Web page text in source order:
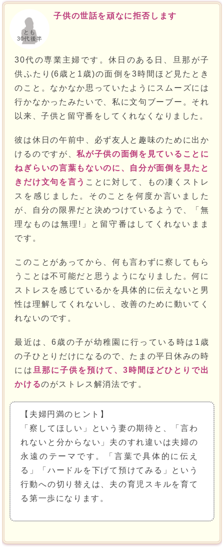
とも
30代後半
子供の世話を頑なに拒否します
30代の専業主婦です。休日のある日、旦那が子
供ふたり(6歳と1歳)の面倒を3時間ほど見たとき
のこと。なかなか思っていたようにスムーズには
行かなかったみたいで、私に文句ブーブー。それ
以来、子供と留守番をしてくれなくなりました。
彼は休日の午前中、必ず友人と趣味のために出か
けるのですが、私が子供の面倒を見ていることに
ねぎらいの言葉もないのに、自分が面倒を見たと
きだけ文句を言う ことに対して、もの凄くストレ
スを感じました。そのことを何度か言いました
が、自分の限界だと決めつけているようで、「無
理なものは無理!」と留守番はしてくれないまま
です。
このことがあってから、何も言わずに察してもら
うことは不可能だと思うようになりました。何に
ストレスを感じているかを具体的に伝えないと男
性は理解してくれないし、改善のために動いてく
れないのです。
最近は、6歳の子が幼稚園に行っている時は1歳
の子ひとりだけになるので、たまの平日休みの時
には旦那に子供を預けて、3時間ほどひとりで出
かけるのがストレス解消法です。
【夫婦円満のヒント】
「察してほしい」という妻の期待と、「言わ
れないと分からない」夫のすれ違いは夫婦の
永遠のテーマです。「言葉で具体的に伝え
る」「ハードルを下げて預けてみる」という
行動への切り替えは、夫の育児スキルを育て
る第一歩になります。